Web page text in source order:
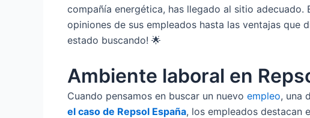
compañía energética, has llegado al sitio
opiniones de sus empleados hasta las ventajas que
estado buscando! 🌟
Ambiente laboral en
Cuando pensamos en buscar un nuevo empleo, una
el caso de Repsol España, los empleados destacan